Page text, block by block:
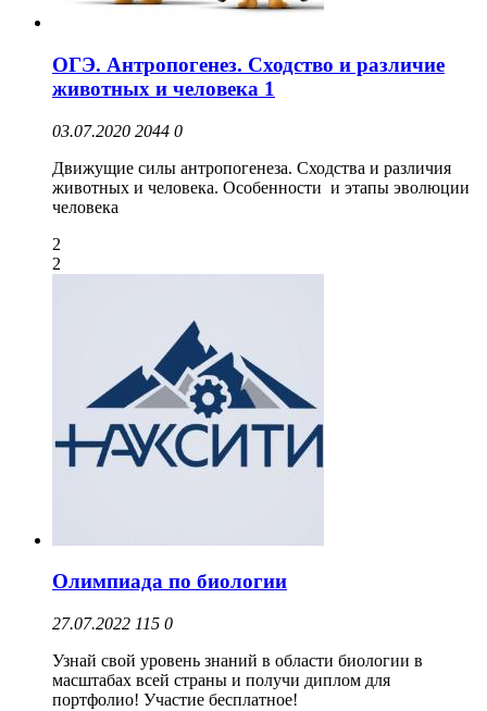
ОГЭ. Антропогенез. Сходство и различие
животных и человека 1
03.07.2020 2044 0
Движущие силы антропогенеза. Сходства и различия
животных и человека. Особенности и этапы эволюции
человека
2
2
Олимпиада по биологии
27.07.2022 115 0
Узнай свой уровень знаний в области биологии в
масштабах всей страны и получи диплом для
портфолио! Участие бесплатное!